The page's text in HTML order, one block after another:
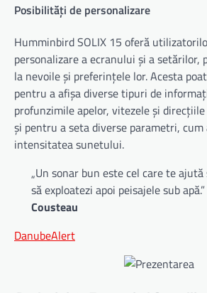
Posibilități de personalizare
Humminbird SOLIX 15 oferă
personalizare a ecranului și a setărilor,
la nevoile și preferințele lor. Acesta
pentru a afișa diverse tipuri de
profunzimile apelor, vitezele și
și pentru a seta diverse parametri,
intensitatea sunetului.
„Un sonar bun este cel care te ajută
să exploatezi apoi peisajele sub
Cousteau
DanubeAlert